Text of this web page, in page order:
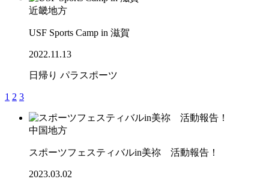
近畿地方
USF Sports Camp in 滋賀
2022.11.13
日帰り パラスポーツ
1 2 3
中国地方
スポーツフェスティバルin美祢 活動報告！
2023.03.02